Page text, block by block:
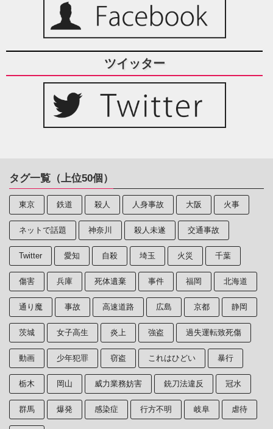
ツイッター
タグ一覧（上位50個）
東京 鉄道 殺人 人身事故 大阪 火事
ネットで話題 神奈川 殺人未遂 交通事故
Twitter 愛知 自殺 埼玉 火災 千葉
傷害 兵庫 死体遺棄 事件 福岡 北海道
通り魔 事故 高速道路 広島 京都 静岡
茨城 女子高生 炎上 強盗 過失運転致死傷
動画 少年犯罪 窃盗 これはひどい 暴行
栃木 岡山 威力業務妨害 銃刀法違反 冠水
群馬 爆発 感染症 行方不明 岐阜 虐待